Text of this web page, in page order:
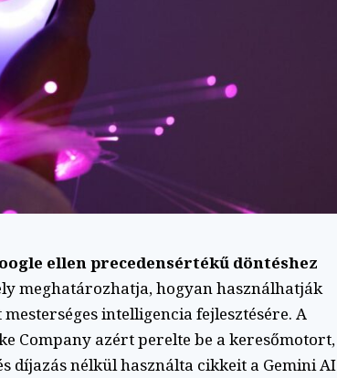
ellen precedensértékű döntéshez
meghatározhatja, hogyan használhatják
intelligencia fejlesztésére. A
Company azért perelte be a keresőmotort,
díjazás nélkül használta cikkeit a Gemini AI